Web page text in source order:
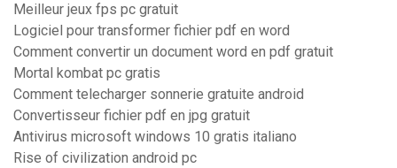
Meilleur jeux fps pc gratuit
Logiciel pour transformer fichier pdf en word
Comment convertir un document word en pdf gratuit
Mortal kombat pc gratis
Comment telecharger sonnerie gratuite android
Convertisseur fichier pdf en jpg gratuit
Antivirus microsoft windows 10 gratis italiano
Rise of civilization android pc